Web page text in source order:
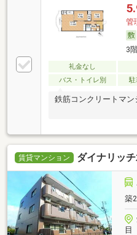
管
3
礼金なし
バス・トイレ別
駐
鉄筋コンクリートマン
賃貸マンション ダイナリッ
築
目